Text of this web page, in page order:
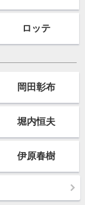
ロッテ
岡田彰布
堀内恒夫
伊原春樹